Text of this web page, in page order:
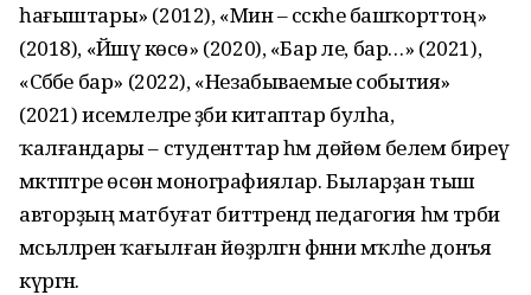
һағыштары» (2012), «Мин – сәскәһе башҡорттоң»
(2018), «Йәшәү көсө» (2020), «Бар әле, бар…» (2021),
«Сәбәбе бар» (2022), «Незабываемые события»
(2021) исемлеләре әҙәби китаптар булһа,
ҡалғандары – студенттар һәм дөйөм белем биреү
мәктәптәре өсөн монографиялар. Быларҙан тыш
авторҙың матбуғат биттәрендә педагогия һәм тәрбиә
мәсьәләләренә ҡағылған йөҙәрләгән фәнни мәҡәләһе донъя
күргән.